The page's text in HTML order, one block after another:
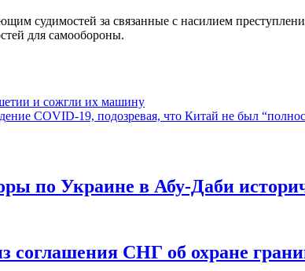
судимостей за связанные с насилием
для самообороны.
и сожгли их машину
COVID-19, подозревая, что Китай не был
по Украине в Абу-Даби
СНГ об охране